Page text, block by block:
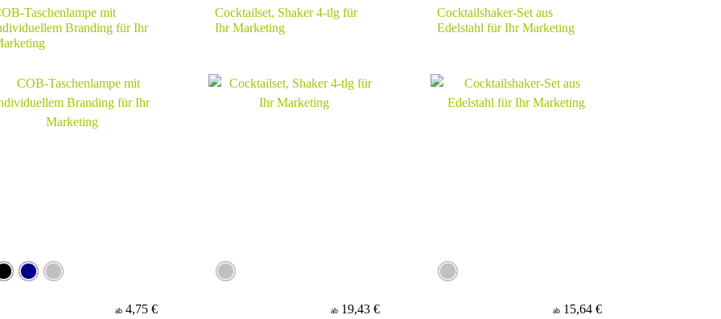
Taschenlampe mit
Branding für Ihr
ab 4,75 €
Cocktailset, Shaker 4-tlg für
Ihr Marketing
ab 19,43 €
Cocktailshaker-Set aus
Edelstahl für Ihr Marketing
ab 15,64 €